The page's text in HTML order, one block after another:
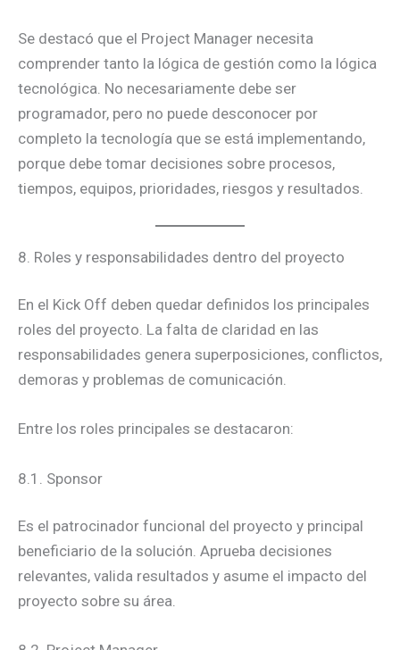
Se destacó que el Project Manager necesita
comprender tanto la lógica de gestión como la lógica
tecnológica. No necesariamente debe ser
programador, pero no puede desconocer por
completo la tecnología que se está implementando,
porque debe tomar decisiones sobre procesos,
tiempos, equipos, prioridades, riesgos y resultados.
8. Roles y responsabilidades dentro del proyecto
En el Kick Off deben quedar definidos los principales
roles del proyecto. La falta de claridad en las
responsabilidades genera superposiciones, conflictos,
demoras y problemas de comunicación.
Entre los roles principales se destacaron:
8.1. Sponsor
Es el patrocinador funcional del proyecto y principal
beneficiario de la solución. Aprueba decisiones
relevantes, valida resultados y asume el impacto del
proyecto sobre su área.